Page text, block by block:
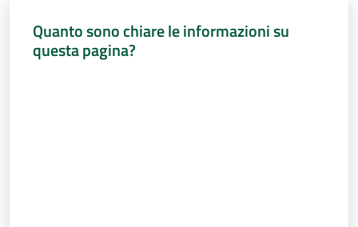
Quanto sono chiare le informazioni su
questa pagina?